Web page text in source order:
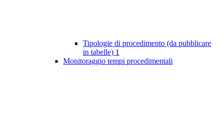
Tipologie di procedimento (da pubblicare
in tabelle) 1
Monitoraggio tempi procedimentali